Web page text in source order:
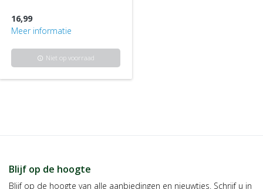
16,99
Meer informatie
info Niet op voorraad
Blijf op de hoogte
Blijf op de hoogte van alle aanbiedingen en nieuwtjes. Schrijf u in